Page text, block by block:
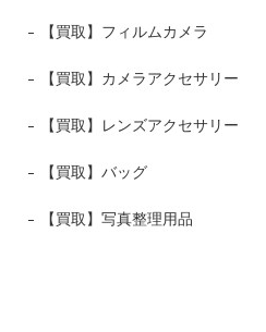
【買取】フィルムカメラ
【買取】カメラアクセサリー
【買取】レンズアクセサリー
【買取】バッグ
【買取】写真整理用品